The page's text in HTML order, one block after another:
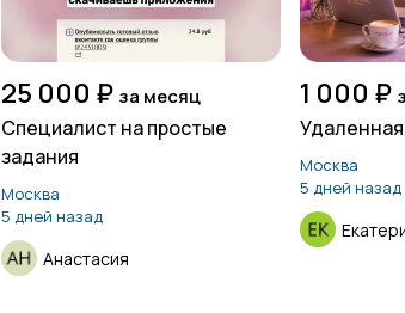
25 000 ₽ за месяц
Специалист на простые
задания
Москва
5 дней назад
Анастасия
1 000 ₽
Москва
5 дней назад